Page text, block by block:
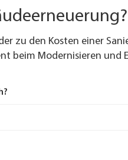
zu den Kosten einer
beim Modernisieren und